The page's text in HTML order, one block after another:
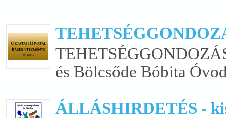
és Bölcsőde Bóbita
ÁLLÁSHIRDETÉS -